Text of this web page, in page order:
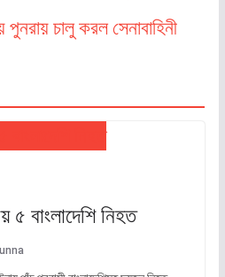
চালু করল সেনাবাহিনী
৫ বাংলাদেশি নিহত